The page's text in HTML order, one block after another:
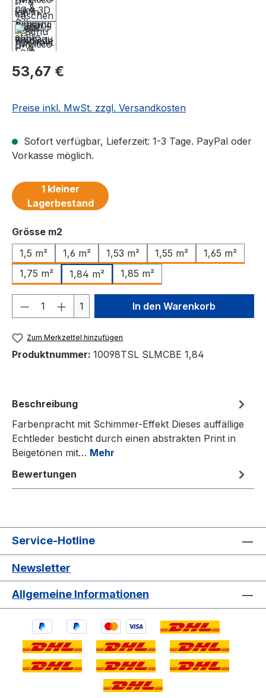
Regulärer Preis:
53,67 €
Preise inkl. MwSt. zzgl. Versandkosten
Sofort verfügbar, Lieferzeit: 1-3 Tage. PayPal oder
Vorkasse möglich.
1 kleiner
Lagerbestand
Grösse m2
1,5 m²
1,6 m² 1,53 m² 1,55 m²
1,65 m²
1,75 m²
1,84 m² 1,85 m²
Produkt Anzahl: Gib den
1 In den Warenkorb
Zum Merkzettel hinzufügen
Produktnummer: 10098TSL SLMCBE 1,84
Beschreibung
Farbenpracht mit Schimmer-Effekt Dieses auffällige
Echtleder besticht durch einen abstrakten Print in
Beigetönen mit… Mehr
Bewertungen
Service-Hotline
Newsletter
Allgemeine Informationen